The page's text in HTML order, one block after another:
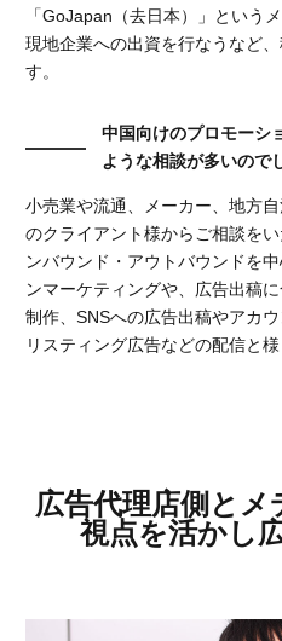
「GoJapan（去日本）」という
現地企業への出資を行なうなど
す。
中国向けのプロモーシ
ような相談が多いので
小売業や流通、メーカー、地方
のクライアント様からご相談を
ンバウンド・アウトバウンドを
ンマーケティングや、広告出稿
制作、SNSへの広告出稿やアカ
リスティング広告などの配信と様
広告代理店側と
視点を活かし